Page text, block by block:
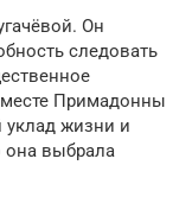
Он
следовать
Примадонны
жизни и
она выбрала